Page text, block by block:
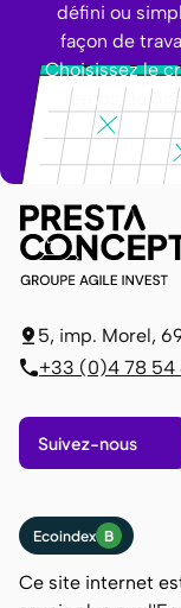
défini ou
façon de
Choisissez le
temps de
5, imp. Morel,
+33 (0)4 78 54
Suivez-nous
Ecoindex B
Ce site internet